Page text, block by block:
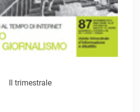
Il trimestrale